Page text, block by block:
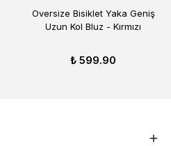
Oversize Bisiklet Yaka Geniş
Uzun Kol Bluz - Kırmızı
₺ 599.90